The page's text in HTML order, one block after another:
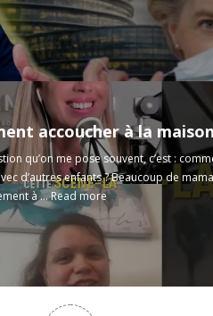
qu’on me pose souvent, c’est :
d’autres enfants ? Beaucoup de
à ...Read more